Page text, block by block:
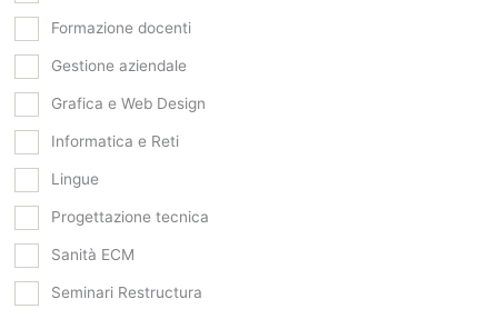
Formazione docenti
Gestione aziendale
Grafica e Web Design
Informatica e Reti
Lingue
Progettazione tecnica
Sanità ECM
Seminari Restructura